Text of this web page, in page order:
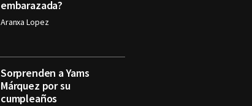
embarazada?
Aranxa Lopez
Sorprenden a Yams
Márquez por su
cumpleaños